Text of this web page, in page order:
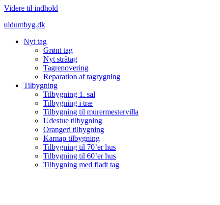
Videre til indhold
uldumbyg.dk
Nyt tag
Grønt tag
Nyt stråtag
Tagrenovering
Reparation af tagrygning
Tilbygning
Tilbygning 1. sal
Tilbygning i træ
Tilbygning til murermestervilla
Udestue tilbygning
Orangeri tilbygning
Karnap tilbygning
Tilbygning til 70’er hus
Tilbygning til 60’er hus
Tilbygning med fladt tag